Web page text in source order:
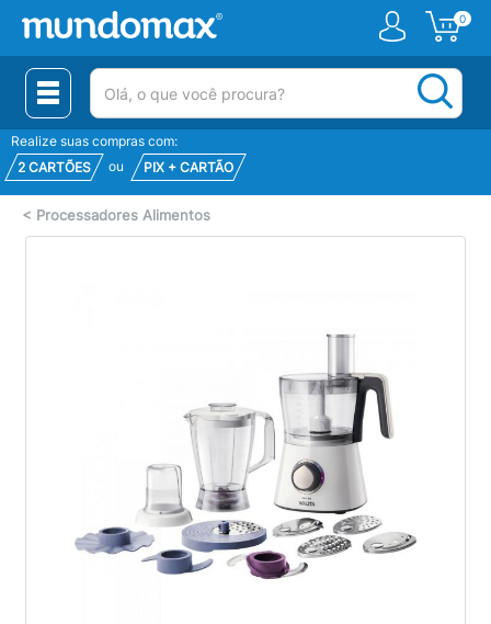
0
(pesquisar)
Realize suas compras com:
2 CARTÕES
ou PIX + CARTÃO
< Processadores Alimentos